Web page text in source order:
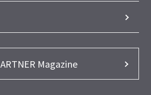
ARTNER Magazine